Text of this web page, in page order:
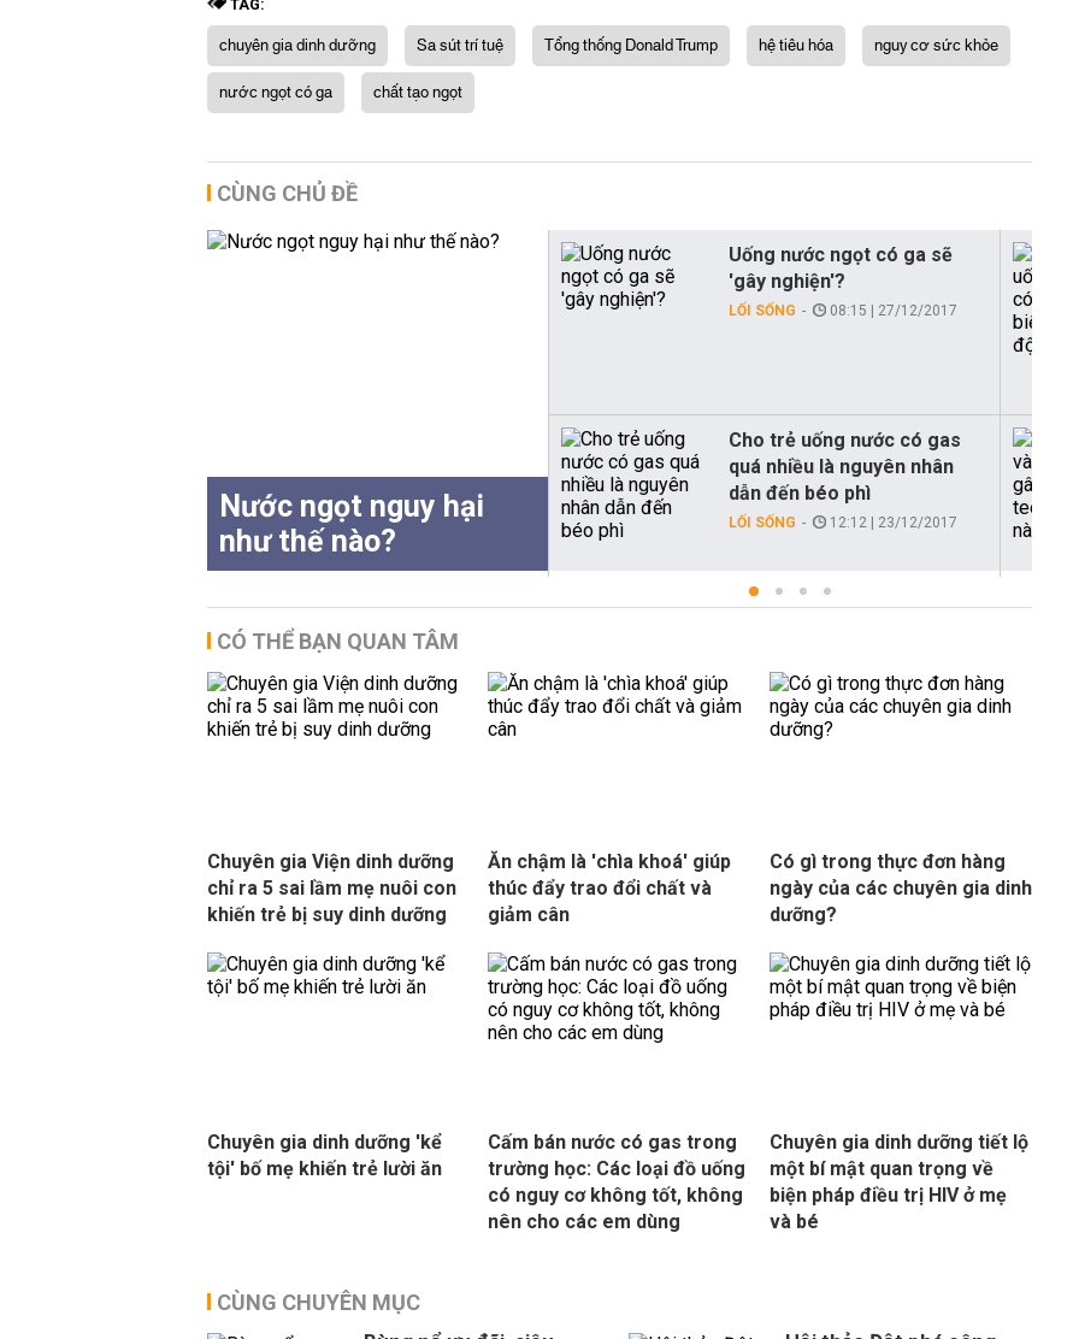
TAG:
chuyên gia dinh dưỡng Sa sút trí tuệ Tổng thống Donald Trump hệ tiêu hóa
nguy cơ sức khỏe
nước ngọt có ga
chất tạo ngọt
CÙNG CHỦ ĐỀ
Nước ngọt nguy hại
như thế nào?
Uống nước ngọt có ga sẽ
'gây nghiện'?
LỐI SỐNG 08:15 | 27/12/2017
Cho trẻ uống nước có gas
quá nhiều là nguyên nhân
dẫn đến béo phì
LỐI SỐNG 12:12 | 23/12/2017
CÓ THỂ BẠN QUAN TÂM
Chuyên gia Viện dinh dưỡng
chỉ ra 5 sai lầm mẹ nuôi con
khiến trẻ bị suy dinh dưỡng
Ăn chậm là 'chìa khoá' giúp
thúc đẩy trao đổi chất và
giảm cân
Có gì trong thực đơn hàng
ngày của các chuyên gia dinh
dưỡng?
Chuyên gia dinh dưỡng 'kể
tội' bố mẹ khiến trẻ lười ăn
Cấm bán nước có gas trong
trường học: Các loại đồ uống
có nguy cơ không tốt, không
nên cho các em dùng
Chuyên gia dinh dưỡng tiết lộ
một bí mật quan trọng về
biện pháp điều trị HIV ở mẹ
và bé
CÙNG CHUYÊN MỤC